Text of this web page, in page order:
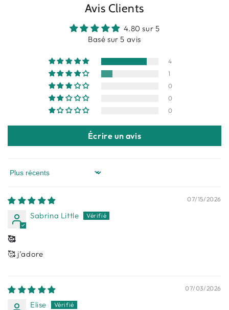
Avis Clients
4.80 sur 5
Basé sur 5 avis
4
1
0
0
0
Écrire un avis
Sort by
07/15/2026
Sabrina Little
🥰
🥰 j’adore
07/03/2026
Elise